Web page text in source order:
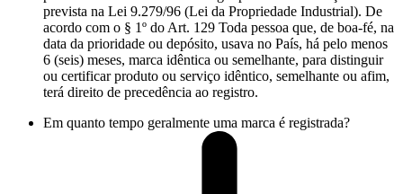
prevista na Lei 9.279/96 (Lei da Propriedade Industrial). De
acordo com o § 1º do Art. 129 Toda pessoa que, de boa-fé, na
data da prioridade ou depósito, usava no País, há pelo menos
6 (seis) meses, marca idêntica ou semelhante, para distinguir
ou certificar produto ou serviço idêntico, semelhante ou afim,
terá direito de precedência ao registro.
Em quanto tempo geralmente uma marca é registrada?